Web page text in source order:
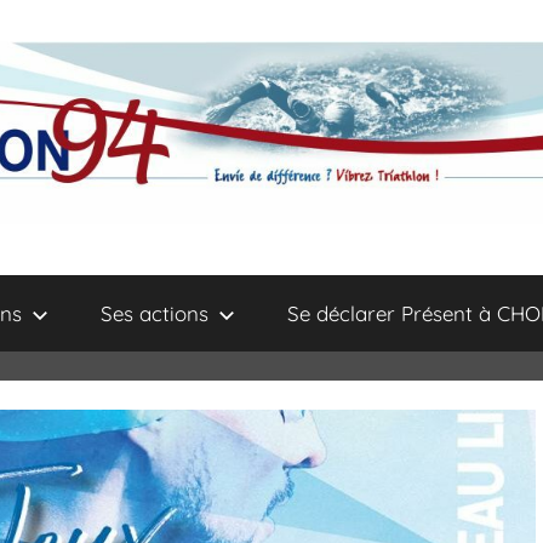
Ses actions Se déclarer Présent à